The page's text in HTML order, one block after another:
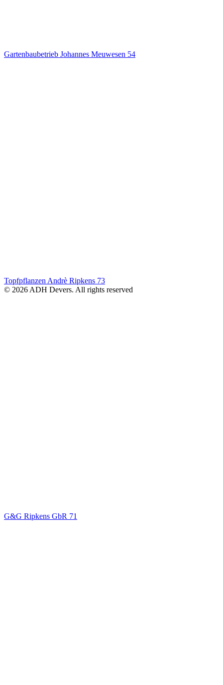
Gartenbaubetrieb Johannes Meuwesen 54
Topfpflanzen Andrè Ripkens 73
© 2026 ADH Devers. All rights reserved
G&G Ripkens GbR 71